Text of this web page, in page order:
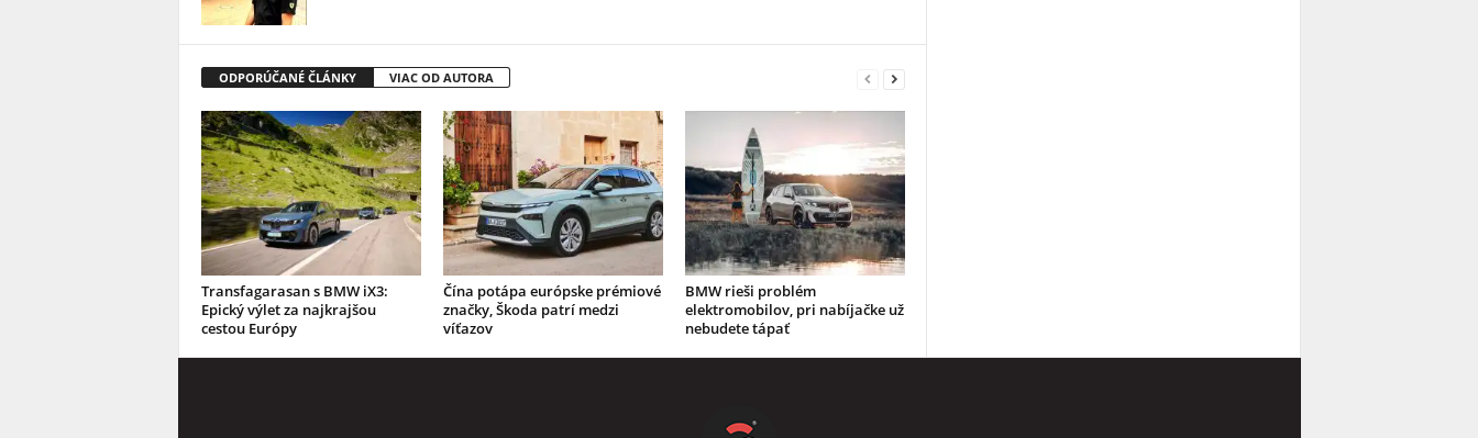
ODPORÚČANÉ ČLÁNKY VIAC OD AUTORA
Transfagarasan s BMW iX3:
Epický výlet za najkrajšou
cestou Európy
Čína potápa európske prémiové
značky, Škoda patrí medzi
víťazov
BMW rieši problém
elektromobilov, pri nabíjačke už
nebudete tápať